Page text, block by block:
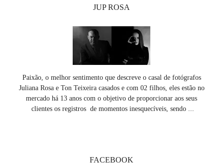
JUP ROSA
Paixão, o melhor sentimento que descreve o casal de fotógrafos
Juliana Rosa e Ton Teixeira casados e com 02 filhos, eles estão no
mercado há 13 anos com o objetivo de proporcionar aos seus
clientes os registros de momentos inesquecíveis, sendo ...
FACEBOOK